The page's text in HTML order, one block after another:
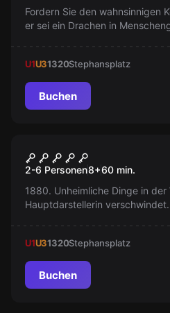
Fordern Sie den wahnsinnigen
er sei ein Drachen in
U1U31320Stephansplatz
Buchen
The Opera
2-6 Personen8+60 min.
1880. Unheimliche Dinge in der
Hauptdarstellerin
U1U31320Stephansplatz
Buchen